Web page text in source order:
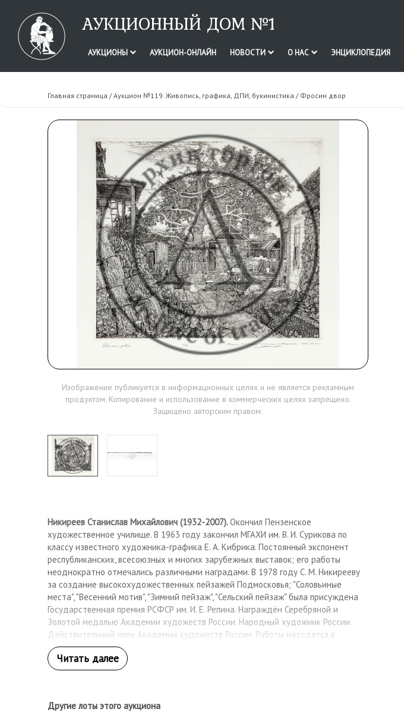
АУКЦИОННЫЙ ДОМ №1
АУКЦИОНЫ АУКЦИОН-ОНЛАЙН НОВОСТИ О НАС ЭНЦИКЛОПЕДИЯ
Главная страница /Аукцион №119. Живопись, графика, ДПИ, букинистика / Фросин двор
Изображение публикуется в информационных целях и не является рекламным
продуктом. Копирование и использование в коммерческих целях запрещено.
Защищено авторским правом.
Никиреев Станислав Михайлович (1932-2007).Окончил Пензенское
художественное училище. В 1963 году закончил МГАХИ им. В. И. Сурикова по
классу известного художника-графика Е. А. Кибрика. Постоянный экспонент
республиканских, всесоюзных и многих зарубежных выставок; его работы
неоднократно отмечались различными наградами. В 1978 году С. М. Никирееву
за создание высокохудожественных пейзажей Подмосковья; "Соловьиные
места", "Весенний мотив", "Зимний пейзаж", "Сельский пейзаж" была присуждена
Государственная премия РСФСР им. И. Е. Репина. Награждён Серебряной и
Золотой медалью Академии художеств России. Народный художник России.
Действительный член Академии художеств России. Работы находятся в
собрании ГТГ, ГРМ, Министерства культуры Российской Федерации, Союза
Художников России, более 80 музеев России и бывшего СССР.
Другие лоты этого аукциона